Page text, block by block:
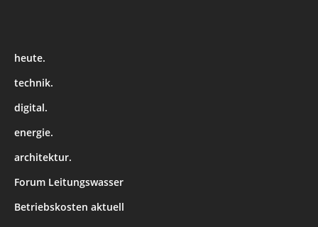
heute.
technik.
digital.
energie.
architektur.
Forum Leitungswasser
Betriebskosten aktuell